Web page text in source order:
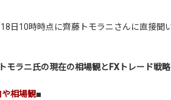
日10時時点に齊藤トモラニさんに直接聞
モラニ氏の現在の相場観とFXトレード戦略
相場観■